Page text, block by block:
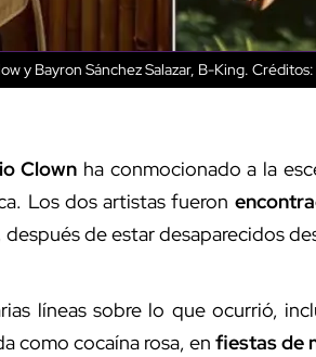
y Bayron Sánchez Salazar, B-King. Créditos:
Clown ha conmocionado a la
Los dos artistas fueron
de estar desaparecidos
líneas sobre lo que ocurrió,
como cocaína rosa, en fiestas de